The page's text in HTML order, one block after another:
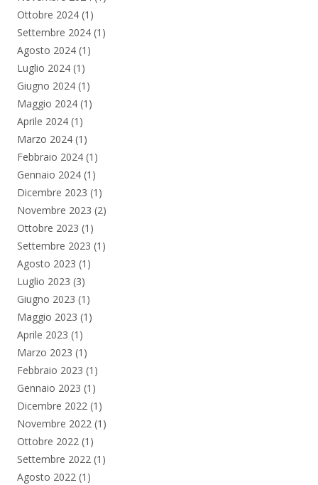
Ottobre 2024 (1)
Settembre 2024 (1)
Agosto 2024 (1)
Luglio 2024 (1)
Giugno 2024 (1)
Maggio 2024 (1)
Aprile 2024 (1)
Marzo 2024 (1)
Febbraio 2024 (1)
Gennaio 2024 (1)
Dicembre 2023 (1)
Novembre 2023 (2)
Ottobre 2023 (1)
Settembre 2023 (1)
Agosto 2023 (1)
Luglio 2023 (3)
Giugno 2023 (1)
Maggio 2023 (1)
Aprile 2023 (1)
Marzo 2023 (1)
Febbraio 2023 (1)
Gennaio 2023 (1)
Dicembre 2022 (1)
Novembre 2022 (1)
Ottobre 2022 (1)
Settembre 2022 (1)
Agosto 2022 (1)